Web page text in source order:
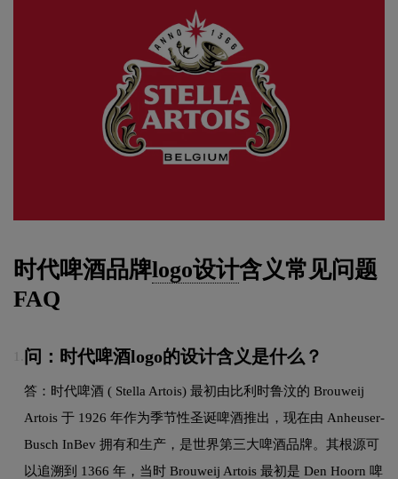
时代啤酒品牌logo设计含义常见问题
FAQ
问：时代啤酒logo的设计含义是什么？
答：时代啤酒 ( Stella Artois) 最初由比利时鲁汶的 Brouweij
Artois 于 1926 年作为季节性圣诞啤酒推出，现在由 Anheuser-
Busch InBev 拥有和生产，是世界第三大啤酒品牌。其根源可
以追溯到 1366 年，当时 Brouweij Artois 最初是 Den Hoorn 啤